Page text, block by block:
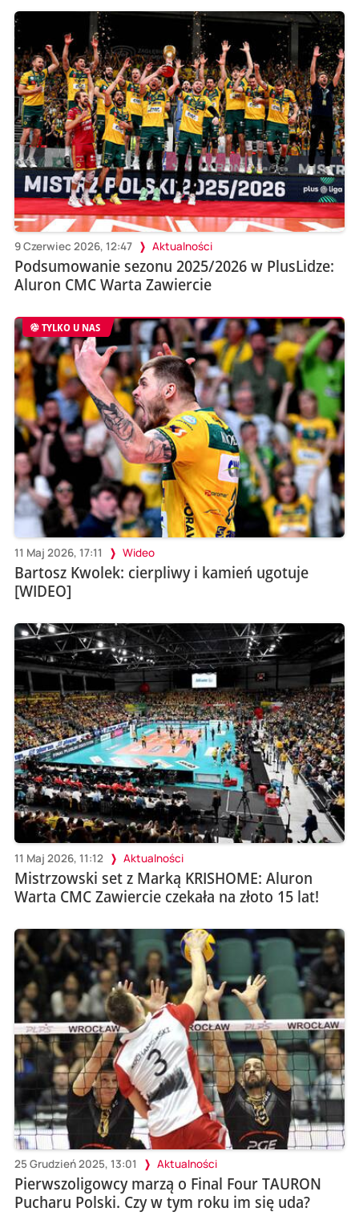
9 Czerwiec 2026, 12:47 Aktualności
Podsumowanie sezonu 2025/2026 w PlusLidze:
Aluron CMC Warta Zawiercie
TYLKO U NAS
11 Maj 2026, 17:11 Wideo
Bartosz Kwolek: cierpliwy i kamień ugotuje
[WIDEO]
11 Maj 2026, 11:12 Aktualności
Mistrzowski set z Marką KRISHOME: Aluron
Warta CMC Zawiercie czekała na złoto 15 lat!
25 Grudzień 2025, 13:01 Aktualności
Pierwszoligowcy marzą o Final Four TAURON
Pucharu Polski. Czy w tym roku im się uda?